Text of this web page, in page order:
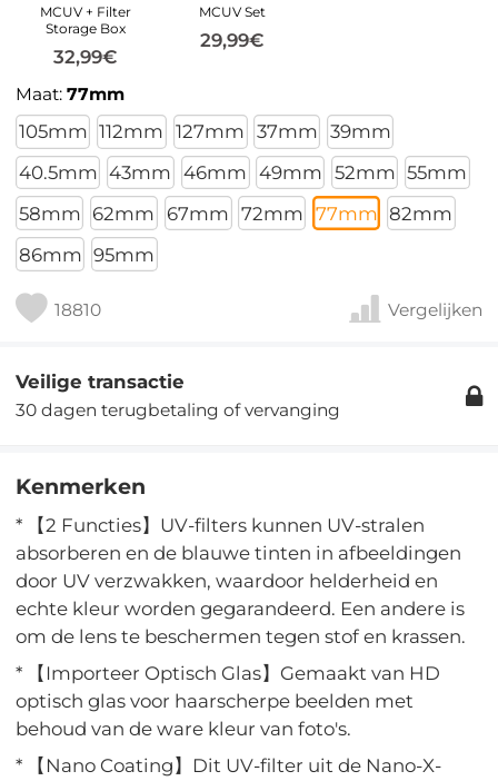
MCUV + Filter
Storage Box
32,99€
MCUV Set
29,99€
Maat:77mm
105mm 112mm 127mm 37mm 39mm
40.5mm 43mm 46mm 49mm 52mm 55mm
58mm 62mm 67mm 72mm 77mm 82mm
86mm 95mm
18810 Vergelijken
Veilige transactie
30 dagen terugbetaling of vervanging
Kenmerken
* 【2 Functies】UV-filters kunnen UV-stralen
absorberen en de blauwe tinten in afbeeldingen
door UV verzwakken, waardoor helderheid en
echte kleur worden gegarandeerd. Een andere is
om de lens te beschermen tegen stof en krassen.
* 【Importeer Optisch Glas】Gemaakt van HD
optisch glas voor haarscherpe beelden met
behoud van de ware kleur van foto's.
* 【Nano Coating】Dit UV-filter uit de Nano-X-